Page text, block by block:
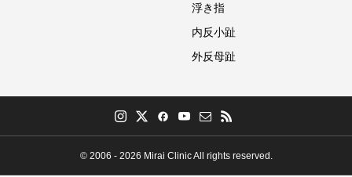
浮き指
内反小趾
外反母趾
© 2006 - 2026 Mirai Clinic All rights reserved.